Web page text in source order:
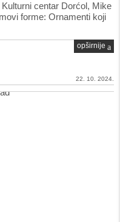
centar Dorćol, Mike
forme: Ornamenti koji
opširnije
22. 10. 2024.